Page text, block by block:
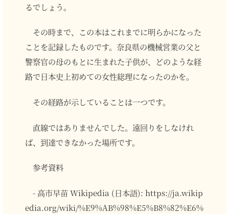
るでしょう。
その時まで、この本はこれまでに明らかになった
ことを記録したものです。奈良県の機械営業の父と
警察官の母のもとに生まれた子供が、どのような経
路で日本史上初めての女性総理になったのかを。
その経路が示していることは一つです。
直線ではありませんでした。遠回りをしなけれ
ば、到達できなかった場所です。
参考資料
- 高市早苗 Wikipedia (日本語): https://ja.wikip
edia.org/wiki/%E9%AB%98%E5%B8%82%E6%